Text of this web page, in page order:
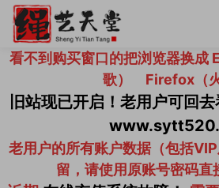
看不到购买窗口的把浏览器换
歌） Firefox（火
旧站现已开启！老用户可回
老用户的所有账户数据（包括
留，请使用原账号密码直